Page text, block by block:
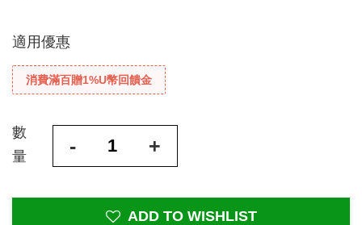
適用優惠
消費滿百贈1%U幣回饋金
數
量
- +
ADD TO WISHLIST